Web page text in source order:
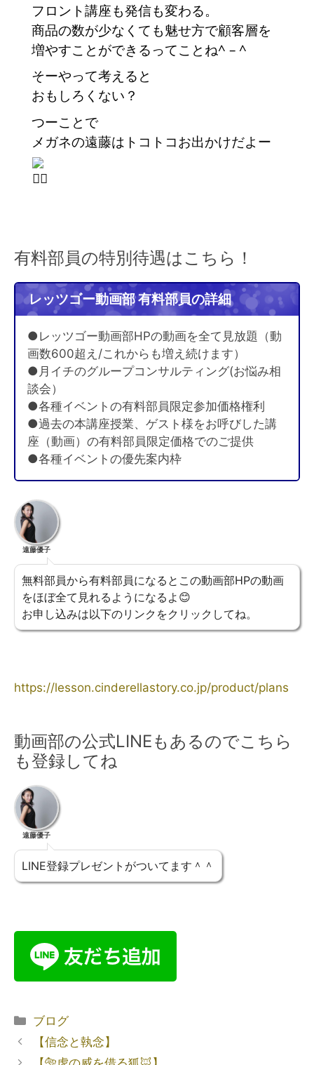
フロント講座も発信も変わる。
商品の数が少なくても魅せ方で顧客層を
増やすことができるってことね^ – ^
そーやって考えると
おもしろくない？
つーことで
メガネの遠藤はトコトコお出かけだよー
有料部員の特別待遇はこちら！
レッツゴー動画部 有料部員の詳細
●レッツゴー動画部HPの動画を全て見放題（動
画数600超え/これからも増え続けます）
●月イチのグループコンサルティング(お悩み相
談会）
●各種イベントの有料部員限定参加価格権利
●過去の本講座授業、ゲスト様をお呼びした講
座（動画）の有料部員限定価格でのご提供
●各種イベントの優先案内枠
遠藤優子
無料部員から有料部員になるとこの動画部HPの動画
をほぼ全て見れるようになるよ😊
お申し込みは以下のリンクをクリックしてね。
https://lesson.cinderellastory.co.jp/product/plans
動画部の公式LINEもあるのでこちら
も登録してね
遠藤優子
LINE登録プレゼントがついてます＾＾
ブログ
【信念と執念】